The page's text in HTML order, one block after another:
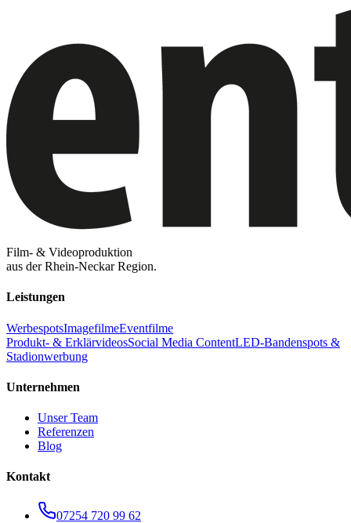
Film- & Videoproduktion
aus der Rhein-Neckar Region.
Leistungen
WerbespotsImagefilmeEventfilme
Produkt- & ErklärvideosSocial Media ContentLED-Bandenspots &
Stadionwerbung
Unternehmen
Unser Team
Referenzen
Blog
Kontakt
07254 720 99 62